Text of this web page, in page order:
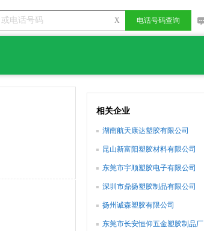
X 电话号码查询
相关企业
湖南航天康达塑胶有限公司
昆山新富阳塑胶材料有限公司
东莞市宇顺塑胶电子有限公司
深圳市鼎扬塑胶制品有限公司
扬州诚森塑胶有限公司
东莞市长安恒仰五金塑胶制品厂